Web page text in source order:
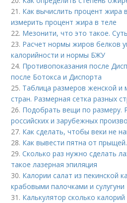
21. Как вычислить процент жира
измерить процент жира в теле
22. Мезонити, что это такое.
23. Расчет нормы жиров белков
калорийности и нормы БЖУ
24. Противопоказания после
после Ботокса и Диспорта
25. Таблица размеров женской
стран. Размерная сетка разных
26. Подобрать вещи по размеру.
российских и зарубежных
27. Как сделать, чтобы веки не
28. Как вывести пятна от прыщей.
29.Сколько раз нужно сделать
такое лазерная эпиляция
30. Калории салат из пекинской
крабовыми палочками и сулугуни
31. Калькулятор сколько